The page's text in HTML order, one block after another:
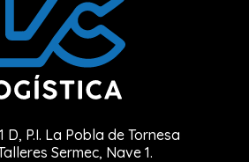
D, P.I. La Pobla de Tornesa
Sermec, Nave 1.